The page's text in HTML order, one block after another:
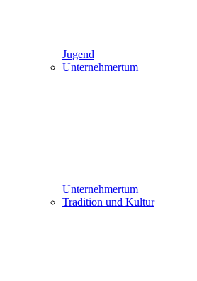
Jugend
Unternehmertum
Unternehmertum
Tradition und Kultur